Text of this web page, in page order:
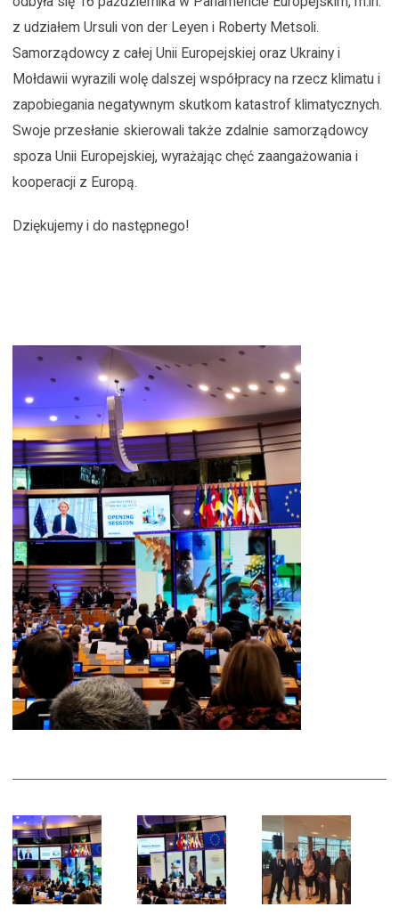
z udziałem Ursuli von der Leyen i Roberty Metsoli.
Samorządowcy z całej Unii Europejskiej oraz Ukrainy i
Mołdawii wyrazili wolę dalszej współpracy na rzecz klimatu i
zapobiegania negatywnym skutkom katastrof klimatycznych.
Swoje przesłanie skierowali także zdalnie samorządowcy
spoza Unii Europejskiej, wyrażając chęć zaangażowania i
kooperacji z Europą.
Dziękujemy i do następnego!